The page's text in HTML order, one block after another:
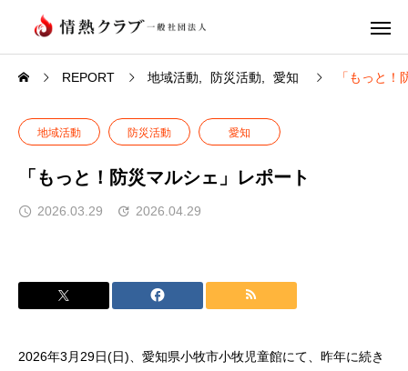
REPORT 地域活動 防災活動 愛知 「もっと
地域活動 防災活動 愛知
「もっと！防災マルシェ」レポート
2026.03.29 2026.04.29
2026年3月29日(日)、愛知県小牧市小牧児童館にて、昨年に続き